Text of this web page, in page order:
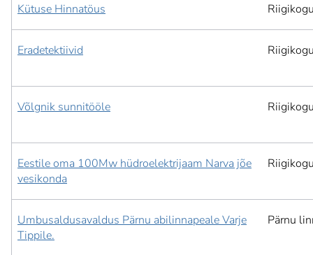
Kütuse Hinnatöus
Eradetektiivid
Võlgnik sunnitööle
Eestile oma 100Mw hüdroelektrijaam Narva jõe
vesikonda
Umbusaldusavaldus Pärnu abilinnapeale Varje
Tippile.
Pärnu